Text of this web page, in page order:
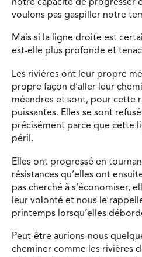
notre capacité de progresser
voulons pas gaspiller notre
Mais si la ligne droite est
est-elle plus profonde et
Les rivières ont leur propre
propre façon d’aller leur
méandres et sont, pour cette
puissantes. Elles se sont
précisément parce que cette
péril.
Elles ont progressé en
résistances qu’elles ont
pas cherché à s’économiser,
leur volonté et nous le
printemps lorsqu’elles
Peut-être aurions-nous
cheminer comme les rivières